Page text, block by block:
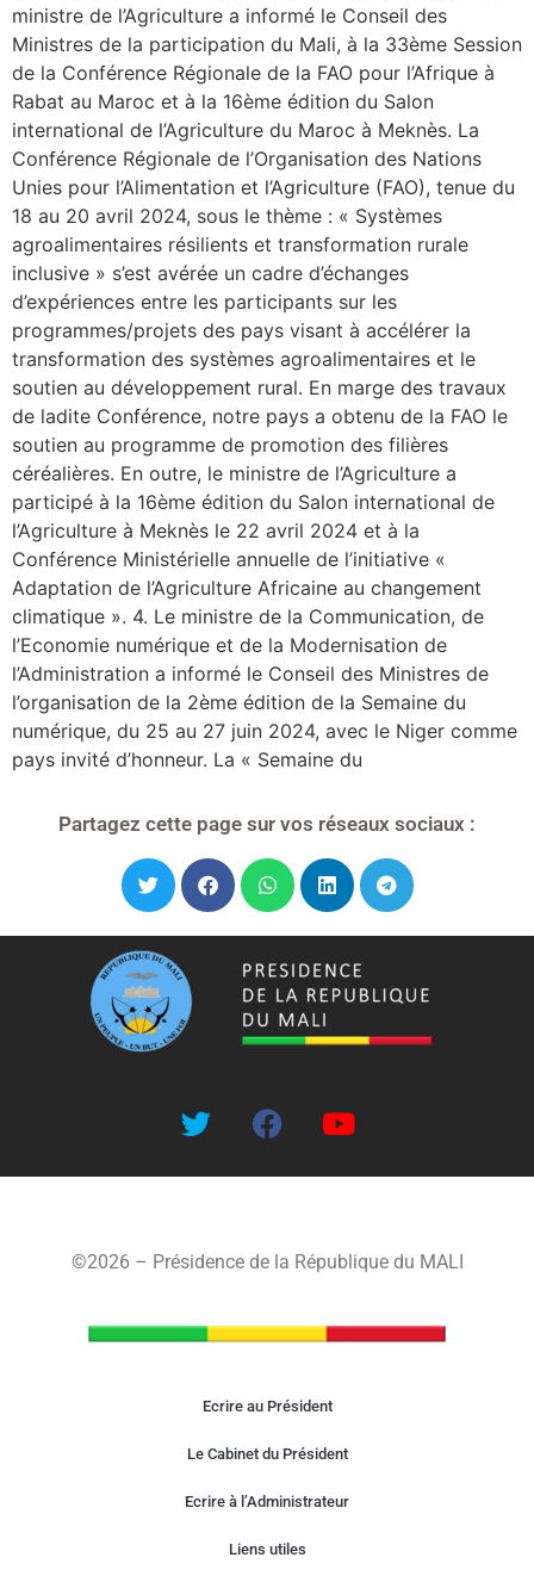
ministre de l’Agriculture a informé le Conseil des
Ministres de la participation du Mali, à la 33ème Session
de la Conférence Régionale de la FAO pour l’Afrique à
Rabat au Maroc et à la 16ème édition du Salon
international de l’Agriculture du Maroc à Meknès. La
Conférence Régionale de l’Organisation des Nations
Unies pour l’Alimentation et l’Agriculture (FAO), tenue du
18 au 20 avril 2024, sous le thème : « Systèmes
agroalimentaires résilients et transformation rurale
inclusive » s’est avérée un cadre d’échanges
d’expériences entre les participants sur les
programmes/projets des pays visant à accélérer la
transformation des systèmes agroalimentaires et le
soutien au développement rural. En marge des travaux
de ladite Conférence, notre pays a obtenu de la FAO le
soutien au programme de promotion des filières
céréalières. En outre, le ministre de l’Agriculture a
participé à la 16ème édition du Salon international de
l’Agriculture à Meknès le 22 avril 2024 et à la
Conférence Ministérielle annuelle de l’initiative «
Adaptation de l’Agriculture Africaine au changement
climatique ». 4. Le ministre de la Communication, de
l’Economie numérique et de la Modernisation de
l’Administration a informé le Conseil des Ministres de
l’organisation de la 2ème édition de la Semaine du
numérique, du 25 au 27 juin 2024, avec le Niger comme
pays invité d’honneur. La « Semaine du
Partagez cette page sur vos réseaux sociaux :
©2026 – Présidence de la République du MALI
Ecrire au Président
Le Cabinet du Président
Ecrire à l’Administrateur
Liens utiles